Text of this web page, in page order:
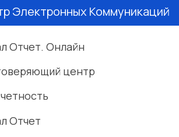
Электронных Коммуникаций
Отчет. Онлайн
центр
Отчет